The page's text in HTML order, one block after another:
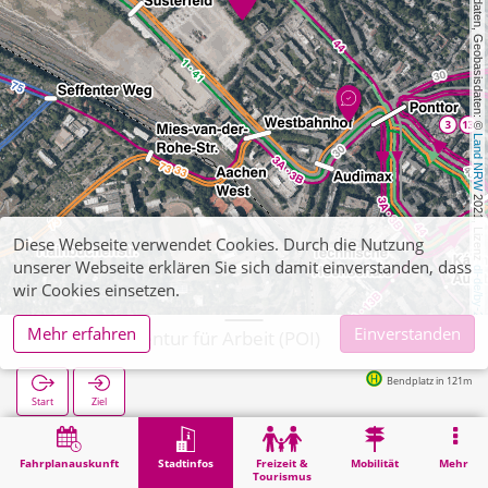
, Kartendaten, Geobasisdaten: ©
Land NRW
2021, Lizenz
dl-de/by-2-0
Fahrplanauskunft Stadtinfos
Freizeit &
Tourismus
Mobilität Mehr
Aachen, Agentur für Arbeit (POI)
Start Ziel
Bendplatz in 121m
Stadtinfos Aachen, Agentur für Arbeit (POI)
Diese Webseite verwendet Cookies. Durch die Nutzung
unserer Webseite erklären Sie sich damit einverstanden, dass
wir Cookies einsetzen.
Mehr erfahren
Einverstanden